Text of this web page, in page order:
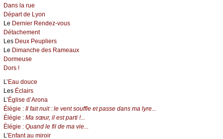
Dans la rue
Départ de Lyon
Le Dernier Rendez-vous
Détachement
Les Deux Peupliers
Le Dimanche des Rameaux
Dormeuse
Dors !
L’Eau douce
Les Éclairs
L’Église d’Arona
Élégie : Il fait nuit : le vent souffle et passe dans ma lyre...
Élégie : Ma sœur, il est parti !...
Élégie : Quand le fil de ma vie...
L’Enfant au miroir